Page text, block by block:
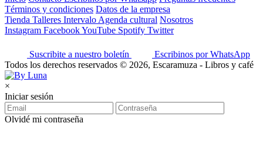
Términos y condiciones Datos de la empresa
Tienda Talleres Intervalo Agenda cultural Nosotros
Instagram FacebookYouTube Spotify Twitter
Suscribite a nuestro boletín
Escribinos por WhatsApp
Todos los derechos reservados © 2026, Escaramuza - Libros y café
×
Iniciar sesión
Olvidé mi contraseña